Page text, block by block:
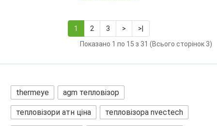
1 2 3 >
>|
Показано 1 по 15 з 31 (Всього сторінок 3)
thermeye agm тепловізор
тепловізори атн ціна тепловізора nvectech